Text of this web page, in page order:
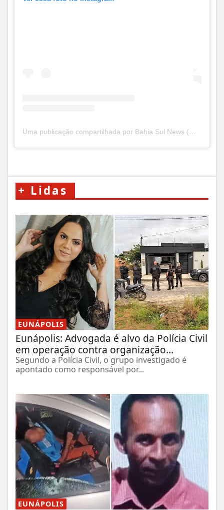
Uma publicação compartilhada por Bahia Sul News (@bahiasul.news)
+ Lidas
EUNÁPOLIS
Eunápolis: Advogada é alvo da Polícia Civil
em operação contra organização...
Segundo a Polícia Civil, o grupo investigado é
apontado como responsável por...
EUNÁPOLIS